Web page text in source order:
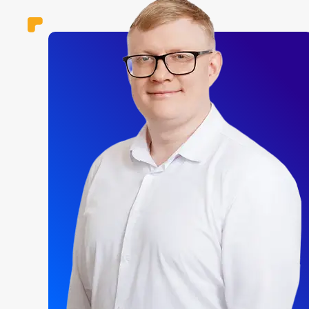
патриотического воспитания, использование
современных технологий и специализированного
программного обеспечения позволяют:
Проводить занятия с неограниченной группой
благодаря возможности трансляции игровых и
учебных заданий на интерактивную доску или
Использовать один комплекс для нескольких
классов: мобильная конструкция комплексов
позволяет переносить их между помещениями и
убирать, если они не используются.
Использовать мультимедийные возможности:
комплекс оснащен мультимедийным
что позволяет использовать его для просмотра
видео, мультфильмов, презентаций и другой
мультимедийной продукции с флешки или сети
интернет.
Методики и дополнительный игровой материал